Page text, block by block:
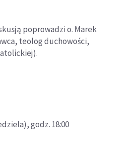
poprowadzi o. Marek
teolog duchowości,
godz. 18:00